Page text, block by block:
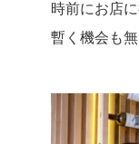
時前にお店
暫く機会も